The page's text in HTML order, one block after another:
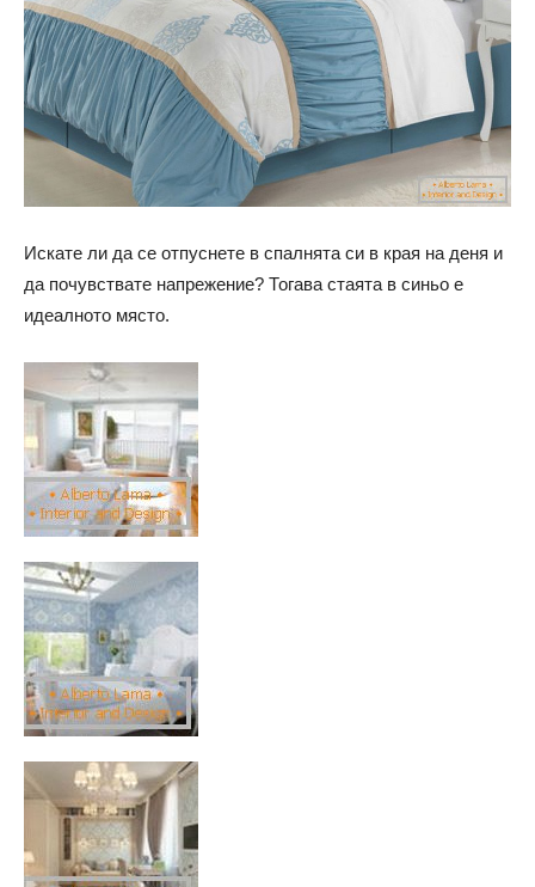
Искате ли да се отпуснете в спалнята си в края на деня и
да почувствате напрежение? Тогава стаята в синьо е
идеалното място.